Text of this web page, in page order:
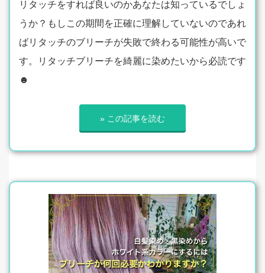
リタッチをすれば良いのかあなたは知っているでしょ
うか？もしこの期間を正確に理解していないのであれ
ばリタッチのブリーチが失敗で終わる可能性が高いで
す。リタッチブリーチを綺麗に染めたいから必読です
☻
» この記事を読む